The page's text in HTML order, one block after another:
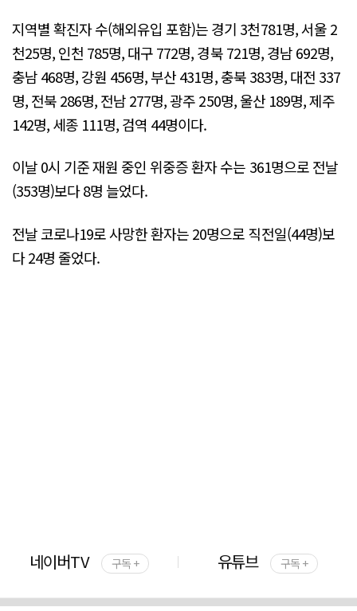
지역별 확진자 수(해외유입 포함)는 경기 3천781명, 서울 2
천25명, 인천 785명, 대구 772명, 경북 721명, 경남 692명,
충남 468명, 강원 456명, 부산 431명, 충북 383명, 대전 337
명, 전북 286명, 전남 277명, 광주 250명, 울산 189명, 제주
142명, 세종 111명, 검역 44명이다.
이날 0시 기준 재원 중인 위중증 환자 수는 361명으로 전날
(353명)보다 8명 늘었다.
전날 코로나19로 사망한 환자는 20명으로 직전일(44명)보
다 24명 줄었다.
네이버TV 구독 + 유튜브 구독 +